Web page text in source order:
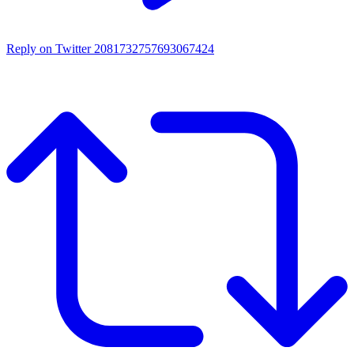
Reply on Twitter 2081732757693067424